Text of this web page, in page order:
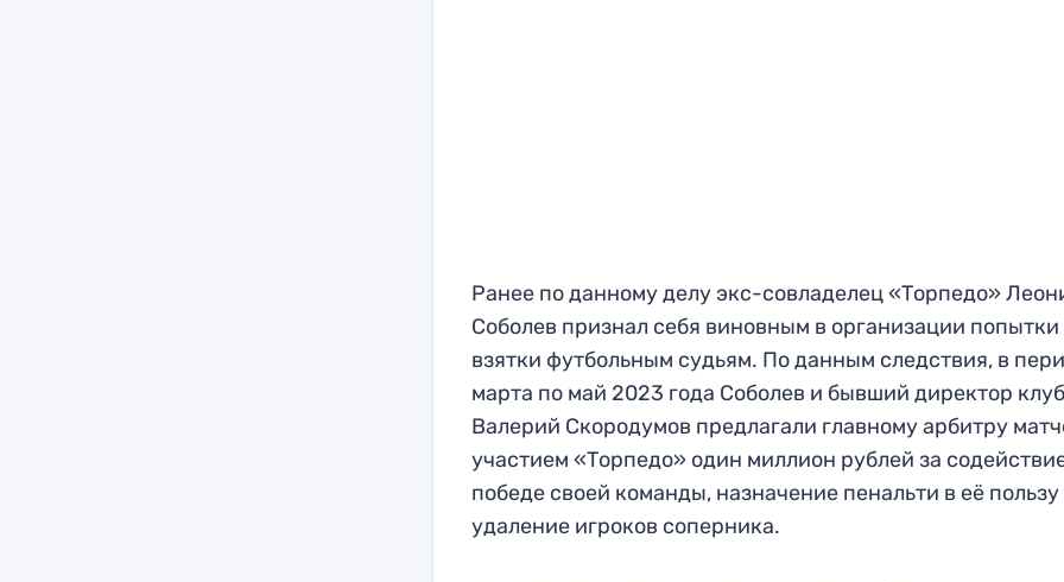
Ранее по данному делу экс-совладелец «Торпедо»
Соболев признал себя виновным в организации
взятки футбольным судьям. По данным следствия, в
марта по май 2023 года Соболев и бывший директор
Валерий Скородумов предлагали главному арбитру
участием «Торпедо» один миллион рублей за
победе своей команды, назначение пенальти в её
удаление игроков соперника.